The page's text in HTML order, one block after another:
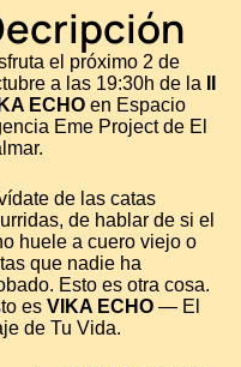
el próximo 2 de
a las 19:30h de la
ECHOen Espacio
Eme Project de El
de las catas
de hablar de si el
huele a cuero viejo o
que nadie ha
Esto es otra cosa.
es VIKA ECHO— El
de Tu Vida.